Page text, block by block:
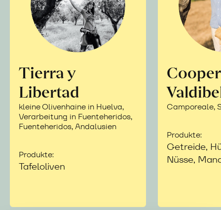
Tierra y
Libertad
kleine Olivenhaine in Huelva,
Verarbeitung in Fuenteheridos,
Fuenteheridos, Andalusien
Produkte:
Tafeloliven
Camporeale,
Produkte:
Getreide,
Nüsse,